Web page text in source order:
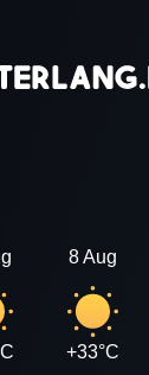
8 Aug
+33°C